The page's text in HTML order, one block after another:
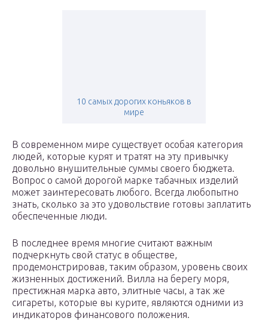
10 самых дорогих коньяков в
мире
В современном мире существует особая категория
людей, которые курят и тратят на эту привычку
довольно внушительные суммы своего бюджета.
Вопрос о самой дорогой марке табачных изделий
может заинтересовать любого. Всегда любопытно
знать, сколько за это удовольствие готовы заплатить
обеспеченные люди.
В последнее время многие считают важным
подчеркнуть свой статус в обществе,
продемонстрировав, таким образом, уровень своих
жизненных достижений. Вилла на берегу моря,
престижная марка авто, элитные часы, а так же
сигареты, которые вы курите, являются одними из
индикаторов финансового положения.